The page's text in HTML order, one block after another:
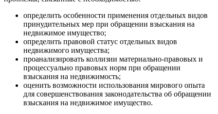
определить особенности применения отдельных видов
принудительных мер при обращении взыскания на
недвижимое имущество;
определить правовой статус отдельных видов
недвижимого имущества;
проанализировать коллизии материально-правовых и
процессуально правовых норм при обращении
взыскания на недвижимость;
оценить возможности использования мирового опыта
для совершенствования законодательства об обращении
взыскания на недвижимое имущество.